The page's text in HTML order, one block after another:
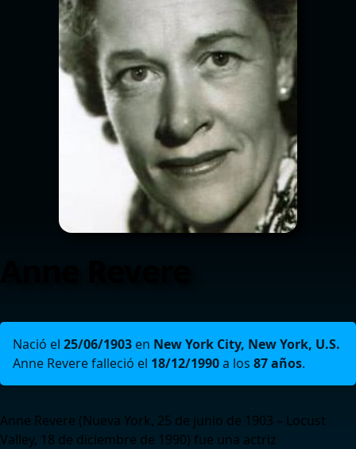
Nació el 25/06/1903 en New York City, New York, U.S.
Anne Revere falleció el 18/12/1990a los 87 años.
Anne Revere (Nueva York, 25 de junio de 1903 – Locust
Valley, 18 de diciembre de 1990) fue una actriz